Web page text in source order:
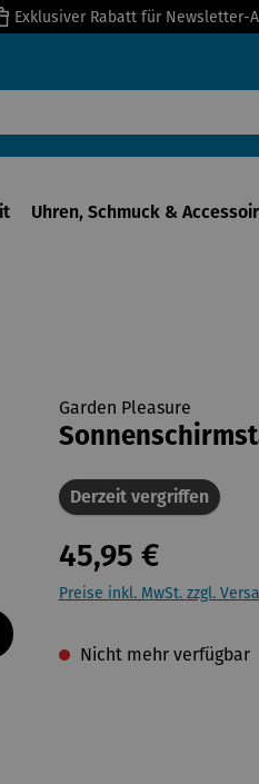
Exklusiver Rabatt für Newsletter-
Uhren, Schmuck &
Garden Pleasure
Derzeit vergriffen
45,95 €
Preise inkl. MwSt. zzgl.
Nicht mehr verfügbar